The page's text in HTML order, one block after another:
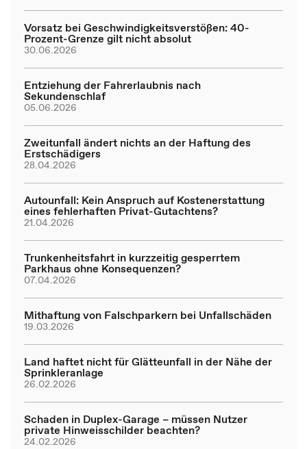
Vorsatz bei Geschwindigkeitsverstößen: 40-
Prozent-Grenze gilt nicht absolut
30.06.2026
Entziehung der Fahrerlaubnis nach
Sekundenschlaf
05.06.2026
Zweitunfall ändert nichts an der Haftung des
Erstschädigers
28.04.2026
Autounfall: Kein Anspruch auf Kostenerstattung
eines fehlerhaften Privat-Gutachtens?
21.04.2026
Trunkenheitsfahrt in kurzzeitig gesperrtem
Parkhaus ohne Konsequenzen?
07.04.2026
Mithaftung von Falschparkern bei Unfallschäden
19.03.2026
Land haftet nicht für Glätteunfall in der Nähe der
Sprinkleranlage
26.02.2026
Schaden in Duplex-Garage – müssen Nutzer
private Hinweisschilder beachten?
24.02.2026